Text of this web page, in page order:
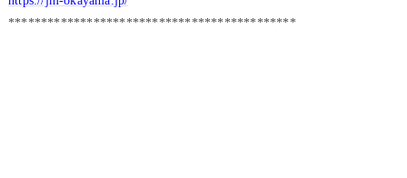
********************************************